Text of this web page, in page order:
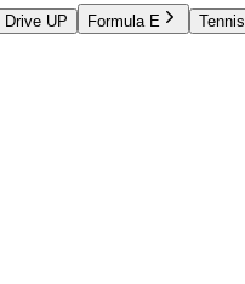
Drive UP Formula E Tennis